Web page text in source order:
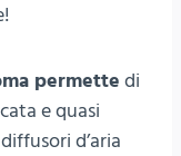
permette di
e quasi
d’aria